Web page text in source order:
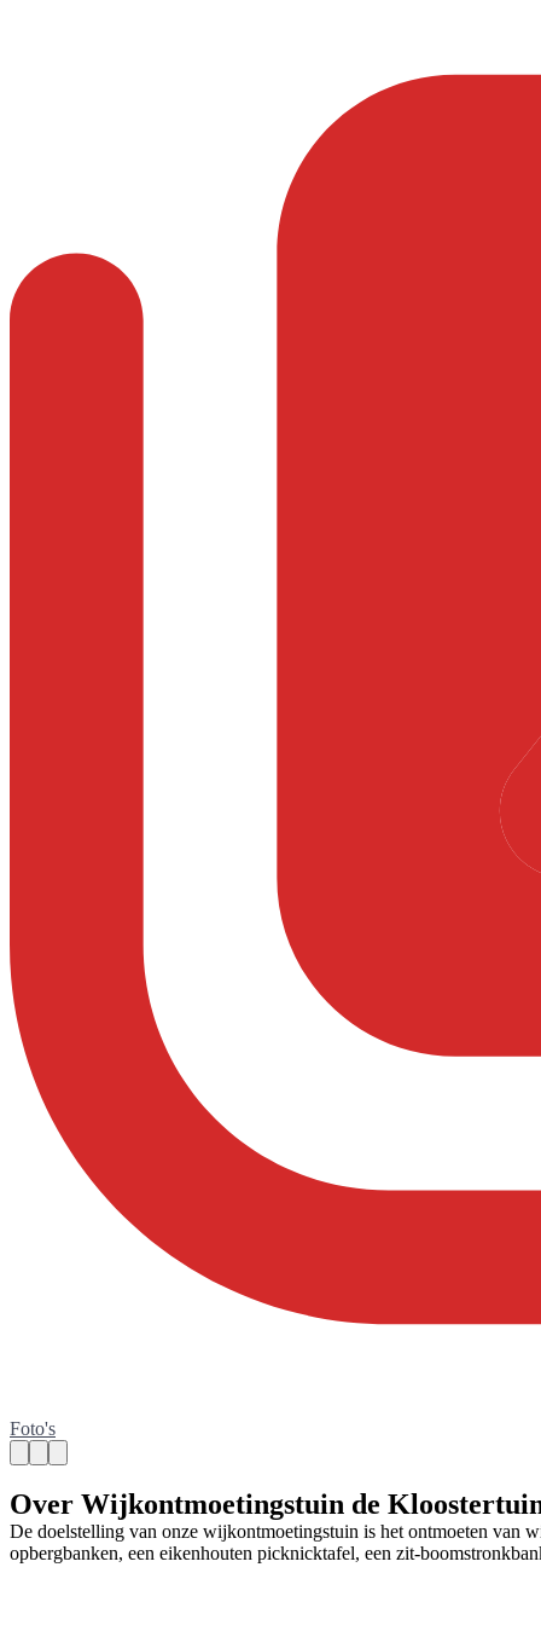
Foto's
Over Wijkontmoetingstuin de
De doelstelling van onze wijkontmoetingstuin is het ontmoeten van
opbergbanken, een eikenhouten picknicktafel, een zit-